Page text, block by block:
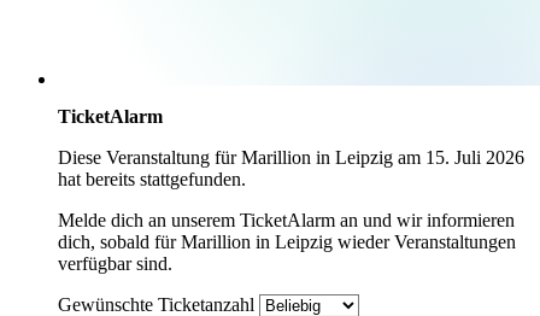
TicketAlarm
Diese Veranstaltung fürMarillion in Leipzig am 15. Juli 2026
hat bereits stattgefunden.
Melde dich an unserem TicketAlarm an und wir informieren
dich, sobald fürMarillion in Leipzig wieder Veranstaltungen
verfügbar sind.
Gewünschte Ticketanzahl